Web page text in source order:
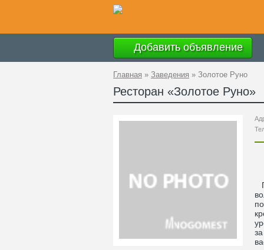
Добавить объявление
Главная » Заведения » Золотое Руно
Ресторан «Золотое Руно»